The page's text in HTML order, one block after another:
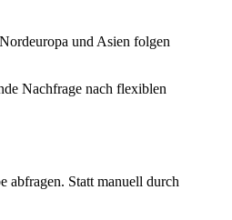
und Asien folgen
Nachfrage nach flexiblen
abfragen. Statt manuell durch